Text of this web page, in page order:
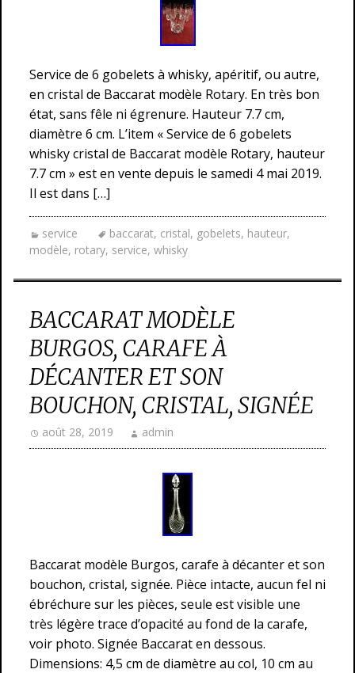
Service de 6 gobelets à whisky, apéritif, ou autre,
en cristal de Baccarat modèle Rotary. En très bon
état, sans fêle ni égrenure. Hauteur 7.7 cm,
diamètre 6 cm. L’item « Service de 6 gobelets
whisky cristal de Baccarat modèle Rotary, hauteur
7.7 cm » est en vente depuis le samedi 4 mai 2019.
Il est dans […]
service baccarat, cristal, gobelets, hauteur,
modèle, rotary, service, whisky
BACCARAT MODÈLE
BURGOS, CARAFE À
DÉCANTER ET SON
BOUCHON, CRISTAL, SIGNÉE
août 28, 2019 admin
Baccarat modèle Burgos, carafe à décanter et son
bouchon, cristal, signée. Pièce intacte, aucun fel ni
ébréchure sur les pièces, seule est visible une
très légère trace d’opacité au fond de la carafe,
voir photo. Signée Baccarat en dessous.
Dimensions: 4,5 cm de diamètre au col, 10 cm au